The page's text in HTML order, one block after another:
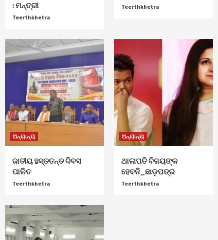
: ମନ୍ତ୍ରୀ
Teerthkhetra
Teerthkhetra
ଅନ୍ୟାନ୍ୟ
ଜାତୀୟ ହସ୍ତତନ୍ତ ଦିବସ
ପାଳିତ
Teerthkhetra
ଅନ୍ୟାନ୍ୟ
ଥାଲାପତି ବିଜୟଙ୍କ
ହେବନି_ଛାଡ଼ପତ୍ର
Teerthkhetra